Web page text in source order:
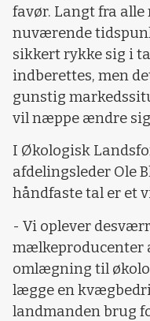
favør. Langt fra
nuværende
sikkert rykke sig i
indberettes, men
gunstig
vil næppe ændre
I Økologisk
afdelingsleder Ole
håndfaste tal er et
- Vi oplever
mælkeproducenter
omlægning til
lægge en
landmanden brug